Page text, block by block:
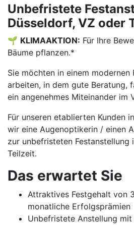
Unbefristete
Düsseldorf, VZ oder
🌱 KLIMAAKTION: Für Ihre
Bäume pflanzen.*
Sie möchten in einem modernen
arbeiten, in dem gute Beratung,
ein angenehmes Miteinander im
Für unseren etablierten Kunden
wir eine Augenoptikerin / einen
zur unbefristeten Festanstellung
Teilzeit.
Das erwartet Sie
Attraktives Festgehalt von
monatliche Erfolgsprämien
Unbefristete Anstellung